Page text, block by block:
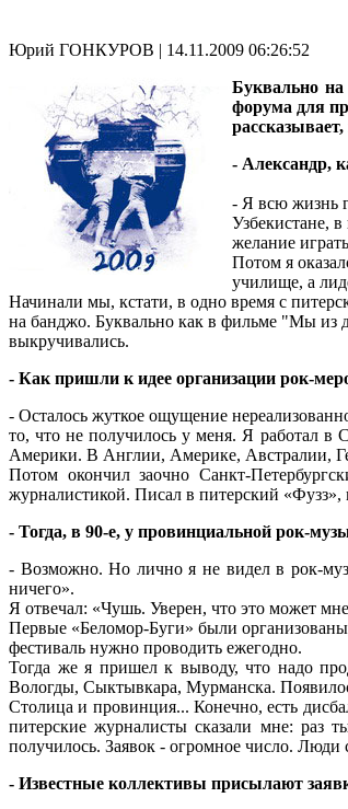
Юрий ГОНКУРОВ | 14.11.2009 06:26:52
Буквально на
форума для
- Александр,
- Я всю жизнь
Узбекистане,
желание
Потом я
училище, а
Начинали мы, кстати, в одно время с
на банджо. Буквально как в фильме "Мы из
выкручивались.
- Как пришли к идее организации рок-
- Осталось жуткое ощущение
то, что не получилось у меня. Я работал в
Америки. В Англии, Америке, Австралии,
Потом окончил заочно Санкт-
журналистикой. Писал в питерский
- Тогда, в 90-е, у провинциальной рок-
- Возможно. Но лично я не видел в рок-
ничего».
Я отвечал: «Чушь. Уверен, что это может
Первые «Беломор-Буги» были
фестиваль нужно проводить ежегодно.
Тогда же я пришел к выводу, что надо
Вологды, Сыктывкара, Мурманска.
Столица и провинция... Конечно, есть
питерские журналисты сказали мне: раз
получилось. Заявок - огромное число. Люди
- Известные коллективы присылают